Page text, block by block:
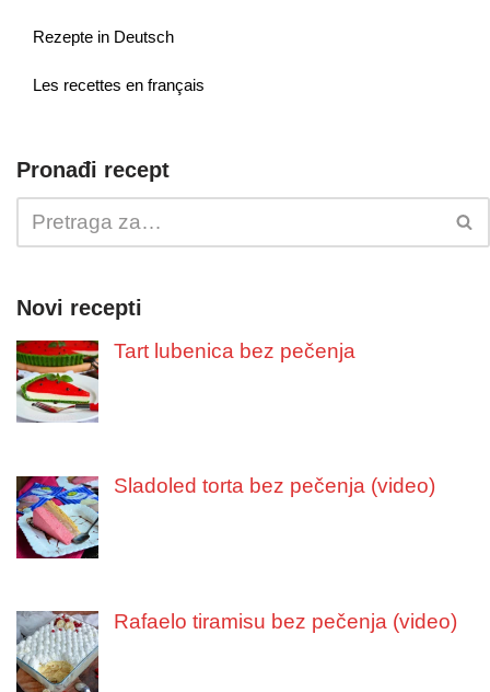
Rezepte in Deutsch
Les recettes en français
Pronađi recept
Novi recepti
Tart lubenica bez pečenja
Sladoled torta bez pečenja (video)
Rafaelo tiramisu bez pečenja (video)